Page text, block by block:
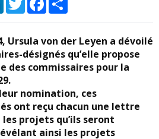
Ursula von der Leyen a dévoilé
désignés qu’elle propose
des commissaires pour la
nomination, ces
ont reçu chacun une lettre
projets qu’ils seront
ainsi les projets